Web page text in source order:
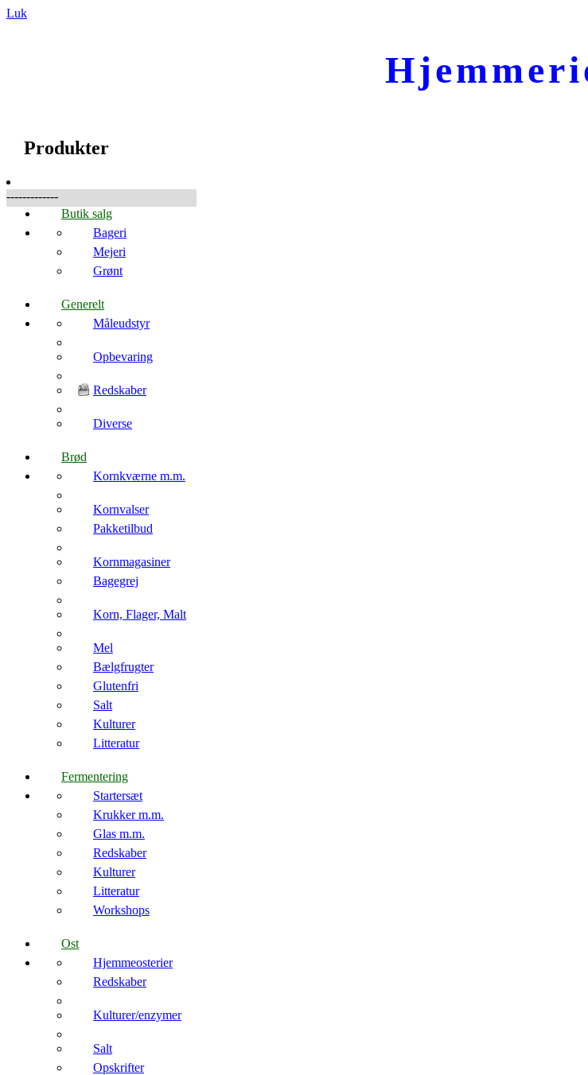
Luk
Produkter
-------------
Butik salg
Bageri
Mejeri
Grønt
Generelt
Måleudstyr
Opbevaring
Redskaber
Diverse
Brød
Kornkværne m.m.
Kornvalser
Pakketilbud
Kornmagasiner
Bagegrej
Korn, Flager, Malt
Mel
Bælgfrugter
Glutenfri
Salt
Kulturer
Litteratur
Fermentering
Startersæt
Krukker m.m.
Glas m.m.
Redskaber
Kulturer
Litteratur
Workshops
Ost
Hjemmeosterier
Redskaber
Kulturer/enzymer
Salt
Opskrifter